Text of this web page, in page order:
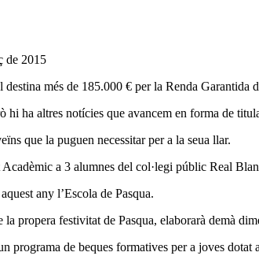
de 2015
més de 185.000 € per la Renda Garantida
hi ha altres notícies que avancem en forma de
que la puguen necessitar per a la seua llar.
a 3 alumnes del col·legi públic Real
any l’Escola de Pasqua.
propera festivitat de Pasqua, elaborarà demà
programa de beques formatives per a joves dotat